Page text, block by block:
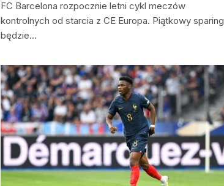
FC Barcelona rozpocznie letni cykl meczów
kontrolnych od starcia z CE Europa. Piątkowy sparing
będzie…